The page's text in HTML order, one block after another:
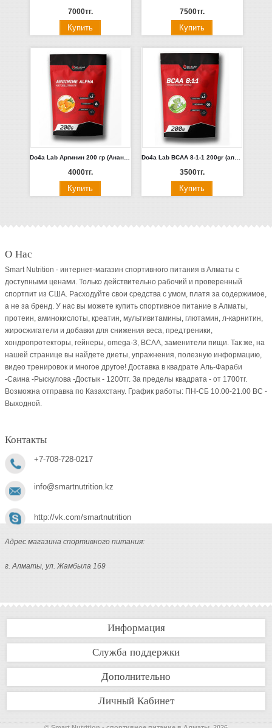
7000тг. 7500тг.
Do4a Lab Аргинин 200 гр (Ананас, Апельсин, Фруктовый пунш, Яблоко)
4000тг.
Do4a Lab BCAA 8-1-1 200gr (апельсин, вишня, пунш Ананас Виноград Груша Дыня Малина)
3500тг.
О Нас
Smart Nutrition - интернет-магазин спортивного питания в Алматы с
доступными ценами. Только действительно рабочий и проверенный
спортпит из США. Расходуйте свои средства с умом, платя за содержимое,
а не за бренд. У нас вы можете купить спортивное питание в Алматы,
протеин, аминокислоты, креатин, мультивитамины, глютамин, л-карнитин,
жиросжигатели и добавки для снижения веса, предтреники,
хондропротекторы, гейнеры, omega-3, BCAA, заменители пищи. Так же, на
нашей странице вы найдете диеты, упражнения, полезную информацию,
видео тренировок и многое другое! Доставка в квадрате Аль-Фараби
-Саина -Рыскулова -Достык - 1200тг. За пределы квадрата - от 1700тг.
Возможна отправка по Казахстану. График работы: ПН-СБ 10.00-21.00 ВC -
Выходной.
Контакты
+7-708-728-0217
info@smartnutrition.kz
http://vk.com/smartnutrition
Адрес магазина спортивного питания:
г. Алматы, ул. Жамбыла 169
Информация
Служба поддержки
Дополнительно
Личный Кабинет